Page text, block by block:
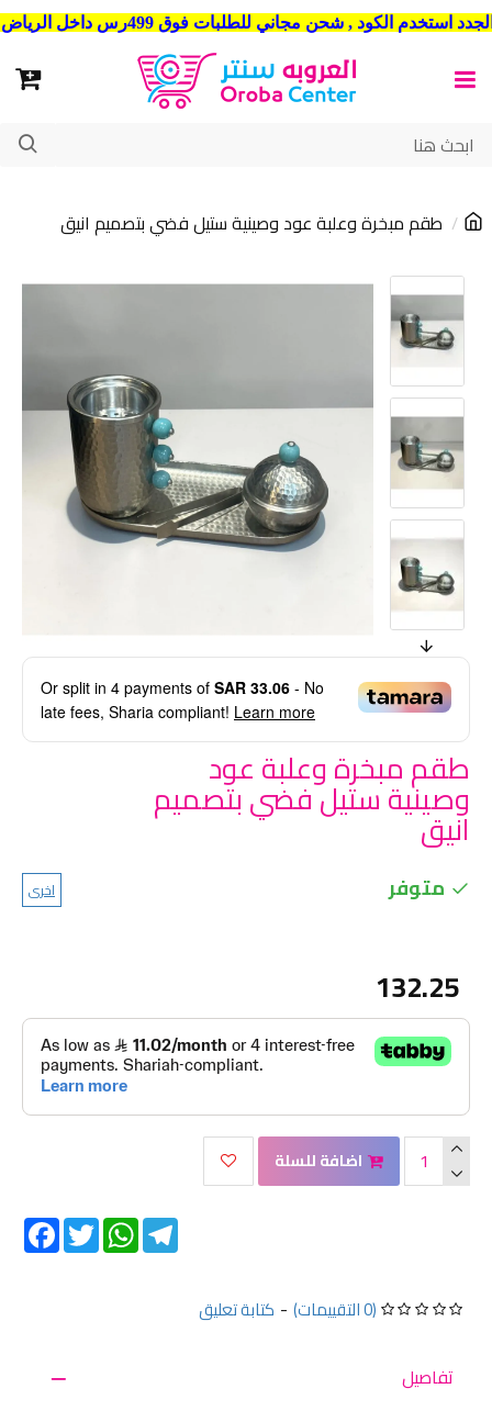
شحن مجاني للطلبات فوق 499رس داخل الرياض . وشحن الي جميع مدن المملكة العربية السعودية
طقم مبخرة وعلبة عود وصينية ستيل فضي بتصميم انيق
Or split in 4 payments of SAR 33.06 - No
late fees, Sharia compliant! Learn more
طقم مبخرة وعلبة عود
وصينية ستيل فضي بتصميم
انيق
متوفر اخرى
(0 التقييمات) - كتابة تعليق
132.25
اضافة للسلة
Twitter
WhatsAppTelegram
تفاصيل